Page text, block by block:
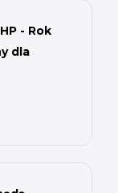
- Rok
dla